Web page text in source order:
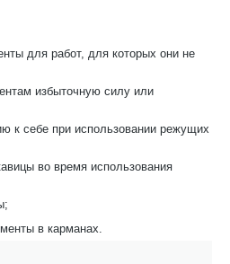
для работ, для которых они не
избыточную силу или
к себе при использовании режущих
во время использования
в карманах.